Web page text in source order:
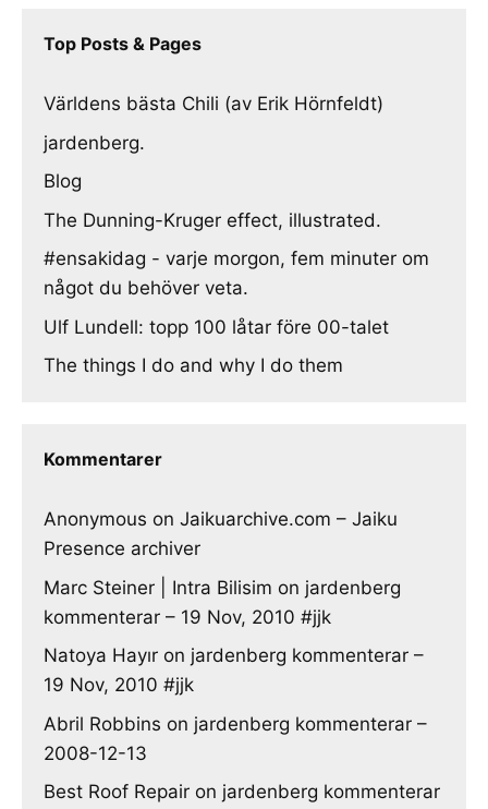
Top Posts & Pages
Världens bästa Chili (av Erik Hörnfeldt)
jardenberg.
Blog
The Dunning-Kruger effect, illustrated.
#ensakidag - varje morgon, fem minuter om
något du behöver veta.
Ulf Lundell: topp 100 låtar före 00-talet
The things I do and why I do them
Kommentarer
Anonymous on Jaikuarchive.com – Jaiku
Presence archiver
Marc Steiner | Intra Bilisim on jardenberg
kommenterar – 19 Nov, 2010 #jjk
Natoya Hayır on jardenberg kommenterar –
19 Nov, 2010 #jjk
Abril Robbins on jardenberg kommenterar –
2008-12-13
Best Roof Repair on jardenberg kommenterar